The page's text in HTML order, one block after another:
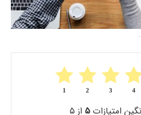
4
3
2
1
امتیازات۵ از ۵